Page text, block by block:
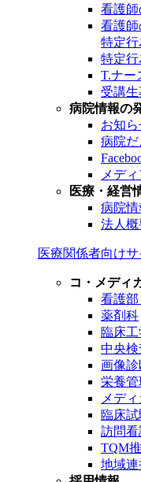
看護
看護
特定
特定
T.ナー
受講
病院情報の
お知
病院だ
メデ
医療・経営
病院
法人
医療関係者向けサ
コ・メディ
看護部
薬剤科
臨床
中央
画像
栄養
メデ
臨床
訪問看
TQM
地域連